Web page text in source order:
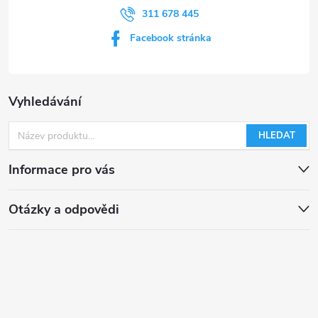
Vyhledávání
HLEDAT
Informace pro vás
Otázky a odpovědi
311 678 445
Facebook stránka